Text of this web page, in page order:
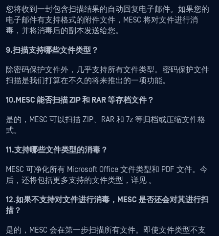
您将收到一封包含扫描结果的自动回复电子邮件。如果您的
电子邮件有支持格式的附件文件，MESC 将对文件进行消
毒，并将消毒后的副本发送给您。
9.扫描支持哪些文件类型？
除密码保护文件外，几乎支持所有文件类型。密码保护文件
扫描是我们打算在不久的将来推出的一项功能。
10.MESC 能否扫描 ZIP 和 RAR 等存档文件？
是的，MESC 可以扫描 ZIP、RAR 和 7z 等归档或压缩文件格
式。
11.支持哪些文件类型的消毒？
MESC 可净化所有 Microsoft Office 文件类型和 PDF 文件。今
后，还将包括更多支持的文件类型，详见 。
12.如果不支持对文件进行消毒，MESC 是否还会对其进行扫
描？
是的，MESC 会在第一步扫描所有文件。即使文件类型不支